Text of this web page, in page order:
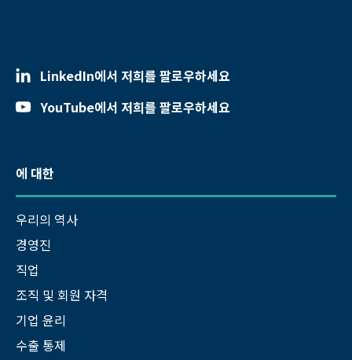
LinkedIn에서 저희를 팔로우하세요
YouTube에서 저희를 팔로우하세요
에 대한
우리의 역사
경영진
직업
조직 및 회원 자격
기업 윤리
수출 통제